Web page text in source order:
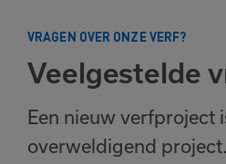
VRAGEN OVER ONZE VERF?
Veelgestelde
Een nieuw verfproject
overweldigend project.